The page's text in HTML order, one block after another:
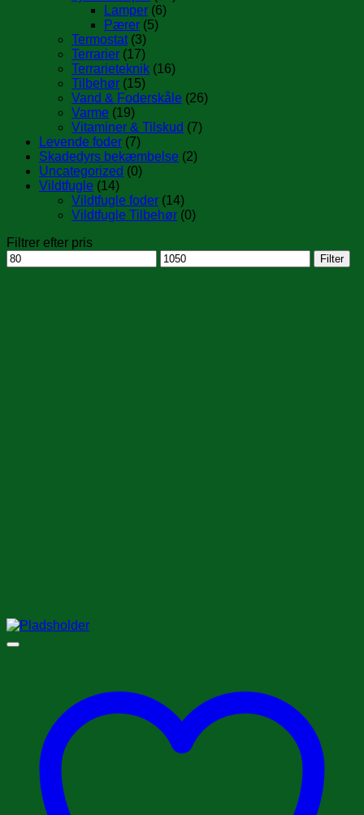
Lamper (6)
Pærer (5)
Termostat (3)
Terrarier (17)
Terrarieteknik (16)
Tilbehør (15)
Vand & Foderskåle (26)
Varme (19)
Vitaminer & Tilskud (7)
Levende foder (7)
Skadedyrs bekæmbelse (2)
Uncategorized (0)
Vildtfugle (14)
Vildtfugle foder (14)
Vildtfugle Tilbehør (0)
Filtrer efter pris
Mindste
pris
Højeste
pris
Filter